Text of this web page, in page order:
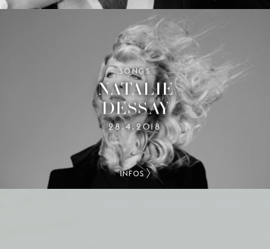
SONGS
NATALIE
DESSAY
28.4.2018
INFOS